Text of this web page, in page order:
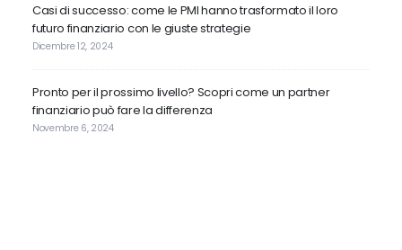
Casi di successo: come le PMI hanno trasformato il loro
futuro finanziario con le giuste strategie
Dicembre 12, 2024
Pronto per il prossimo livello? Scopri come un partner
finanziario può fare la differenza
Novembre 6, 2024